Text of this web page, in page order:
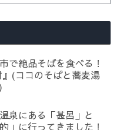
で絶品そばを食べる！
』(ココのそばと蕎麦湯
泉にある「甚呂」と
」に行ってきました！